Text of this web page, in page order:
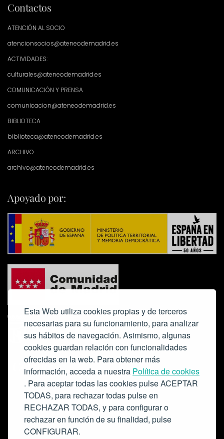
Esta Web utiliza cookies propias y de terceros
necesarias para su funcionamiento, para analizar
sus hábitos de navegación. Asimismo, algunas
cookies guardan relación con funcionalidades
ofrecidas en la web. Para obtener más
información, acceda a nuestra Política de cookies
. Para aceptar todas las cookies pulse ACEPTAR
TODAS, para rechazar todas pulse en
RECHAZAR TODAS, y para configurar o
rechazar en función de su finalidad, pulse
CONFIGURAR.
Contactos
ATENCIÓN AL SOCIO
atencionsocios@ateneodemadrid.es
ACTIVIDADES:
culturales@ateneodemadrid.es
COMUNICACIÓN Y PRENSA
comunicacion@ateneodemadrid.es
BIBLIOTECA
biblioteca@ateneodemadrid.es
ARCHIVO
archivo@ateneodemadrid.es
Apoyado por:
Colabora: